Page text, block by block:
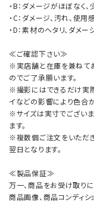
・B：ダメージがほぼなく
・C：ダメージ、汚れ、使
・D：素材のヘタリ、ダメ
≪ご確認下さい≫
※実店舗と在庫を兼ねて
のでご了承願います。
※撮影にはできるだけ実
イなどの影響により色合
※サイズは実寸でござい
ます。
※複数個ご注文をいただ
翌日となります。
≪製品保証≫
万一、商品をお受け取り
商品画像、商品コンディ